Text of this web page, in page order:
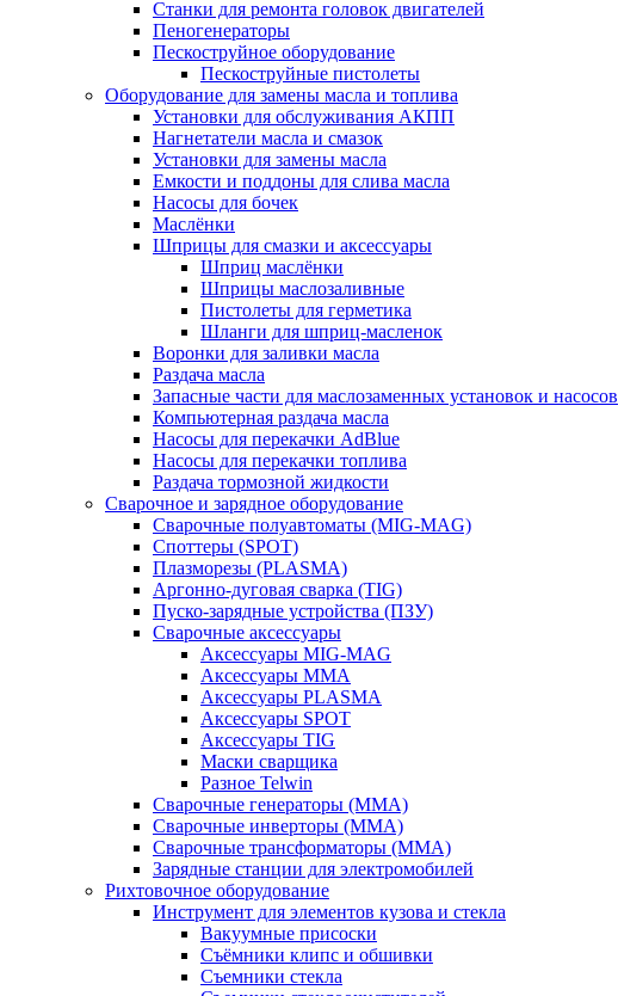
Станки для ремонта головок двигателей
Пеногенераторы
Пескоструйное оборудование
Пескоструйные пистолеты
Оборудование для замены масла и топлива
Установки для обслуживания АКПП
Нагнетатели масла и смазок
Установки для замены масла
Емкости и поддоны для слива масла
Насосы для бочек
Маслёнки
Шприцы для смазки и аксессуары
Шприц маслёнки
Шприцы маслозаливные
Пистолеты для герметика
Шланги для шприц-масленок
Воронки для заливки масла
Раздача масла
Запасные части для маслозаменных установок и насосов
Компьютерная раздача масла
Насосы для перекачки AdBlue
Насосы для перекачки топлива
Раздача тормозной жидкости
Сварочное и зарядное оборудование
Сварочные полуавтоматы (MIG-MAG)
Споттеры (SPOT)
Плазморезы (PLASMA)
Аргонно-дуговая сварка (TIG)
Пуско-зарядные устройства (ПЗУ)
Сварочные аксессуары
Аксессуары MIG-MAG
Аксессуары MMA
Аксессуары PLASMA
Аксессуары SPOT
Аксессуары TIG
Маски сварщика
Разное Telwin
Сварочные генераторы (MMA)
Сварочные инверторы (MMA)
Сварочные трансформаторы (MMA)
Зарядные станции для электромобилей
Рихтовочное оборудование
Инструмент для элементов кузова и стекла
Вакуумные присоски
Съёмники клипс и обшивки
Съемники стекла